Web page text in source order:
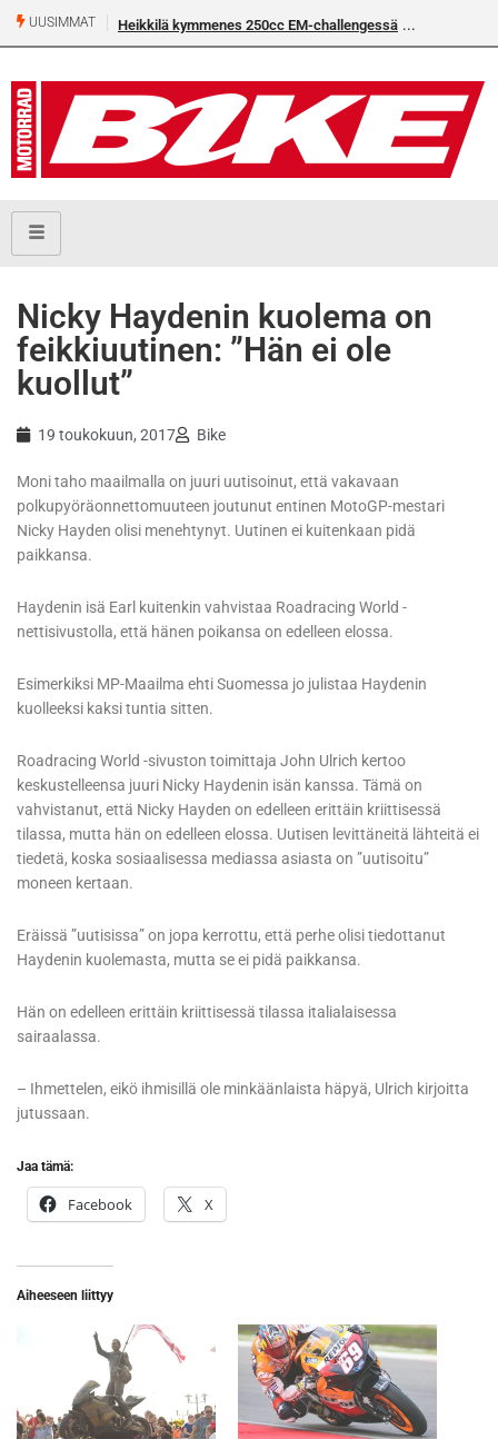
UUSIMMAT Heikkilä kymmenes 250cc EM-challengessä
​Nicky Haydenin kuolema on
feikkiuutinen: ”Hän ei ole
kuollut”
19 toukokuun, 2017 Bike
Moni taho maailmalla on juuri uutisoinut, että vakavaan
polkupyöräonnettomuuteen joutunut entinen MotoGP-mestari
Nicky Hayden olisi menehtynyt. Uutinen ei kuitenkaan pidä
paikkansa.
Haydenin isä Earl kuitenkin vahvistaa Roadracing World -
nettisivustolla, että hänen poikansa on edelleen elossa.
Esimerkiksi MP-Maailma ehti Suomessa jo julistaa Haydenin
kuolleeksi kaksi tuntia sitten.
Roadracing World -sivuston toimittaja John Ulrich kertoo
keskustelleensa juuri Nicky Haydenin isän kanssa. Tämä on
vahvistanut, että Nicky Hayden on edelleen erittäin kriittisessä
tilassa, mutta hän on edelleen elossa. Uutisen levittäneitä lähteitä ei
tiedetä, koska sosiaalisessa mediassa asiasta on ”uutisoitu”
moneen kertaan.
Eräissä ”uutisissa” on jopa kerrottu, että perhe olisi tiedottanut
Haydenin kuolemasta, mutta se ei pidä paikkansa.
Hän on edelleen erittäin kriittisessä tilassa italialaisessa
sairaalassa.
– Ihmettelen, eikö ihmisillä ole minkäänlaista häpyä, Ulrich kirjoitta
jutussaan.
Jaa tämä:
Facebook X
Aiheeseen liittyy